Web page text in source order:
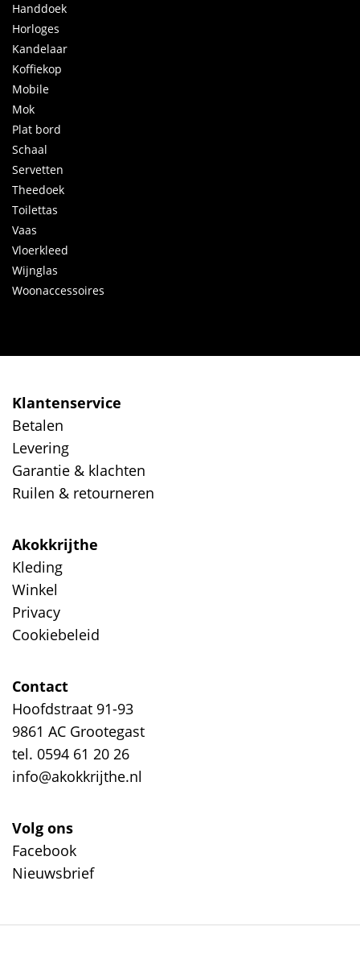
Handdoek
Horloges
Kandelaar
Koffiekop
Mobile
Mok
Plat bord
Schaal
Servetten
Theedoek
Toilettas
Vaas
Vloerkleed
Wijnglas
Woonaccessoires
Klantenservice
Betalen
Levering
Garantie & klachten
Ruilen & retourneren
Akokkrijthe
Kleding
Winkel
Privacy
Cookiebeleid
Contact
Hoofdstraat 91-93
9861 AC Grootegast
tel. 0594 61 20 26
info@akokkrijthe.nl
Volg ons
Facebook
Nieuwsbrief